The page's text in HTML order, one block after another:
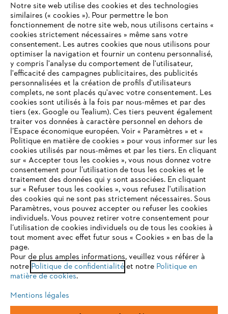
#STIHL
L'Entreprise
STIHL FAQ
Contact
Politique de protection des données
Mentions légales Utilisation des cookies
VOTRE NAVIGATEUR INTERNET
N'EST PLUS PRIS EN CHARGE
Vous utilisez un navigateur Internet que nous ne prenons plus
en charge, et certaines fonctionnalités de notre site ne
peuvent fonctionner correctement. Pour une utilisation
optimale de notre site, nous vous recommandons de passer à
l'un des navigateurs suivants :
firefox chrome
Notre site web utilise des cookies et des technologies
similaires (« cookies »). Pour permettre le bon
fonctionnement de notre site web, nous utilisons certains «
cookies strictement nécessaires » même sans votre
consentement. Les autres cookies que nous utilisons pour
optimiser la navigation et fournir un contenu personnalisé,
y compris l'analyse du comportement de l'utilisateur,
l'efficacité des campagnes publicitaires, des publicités
personnalisées et la création de profils d'utilisateurs
complets, ne sont placés qu'avec votre consentement. Les
cookies sont utilisés à la fois par nous-mêmes et par des
tiers (ex. Google ou Tealium). Ces tiers peuvent également
traiter vos données à caractère personnel en dehors de
l’Espace économique européen. Voir « Paramètres » et «
Politique en matière de cookies » pour vous informer sur les
cookies utilisés par nous-mêmes et par les tiers. En cliquant
sur « Accepter tous les cookies », vous nous donnez votre
consentement pour l’utilisation de tous les cookies et le
traitement des données qui y sont associées. En cliquant
sur « Refuser tous les cookies », vous refusez l'utilisation
des cookies qui ne sont pas strictement nécessaires. Sous
Paramètres, vous pouvez accepter ou refuser les cookies
individuels. Vous pouvez retirer votre consentement pour
l’utilisation de cookies individuels ou de tous les cookies à
tout moment avec effet futur sous « Cookies » en bas de la
page.
Pour de plus amples informations, veuillez vous référer à
notre Politique de confidentialitéet notre Politique en
matière de cookies.
Mentions légales